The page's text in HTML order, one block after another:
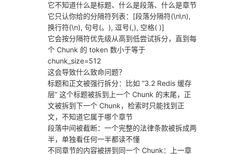
它不知道什么是标题、什么是段落、什么是章节
它只认你给的分隔符列表：[段落分隔符(\n\n),
换行符(\n), 句号(。), 逗号(,), 空格( )]
它会按分隔符优先级从高到低尝试拆分，直到每
个 Chunk 的 token 数小于等于
chunk_size=512
这会导致什么致命问题？
标题和正文被强行拆分：比如 “3.2 Redis 缓存
层” 这个标题被拆到上一个 Chunk 的末尾，正
文被拆到下一个 Chunk，检索时只能找到正
文，不知道它属于哪个章节
段落中间被截断：一个完整的法律条款被拆成两
半，单独看任何一半都读不懂
不同章节的内容被拼到同一个 Chunk：上一章